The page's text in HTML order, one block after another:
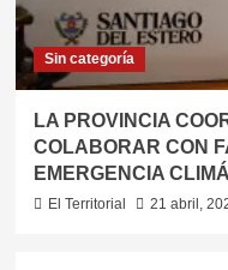
Sin categoría
LA PROVINCIA
COLABORAR CON
EMERGENCIA
El Territorial 21 abril,